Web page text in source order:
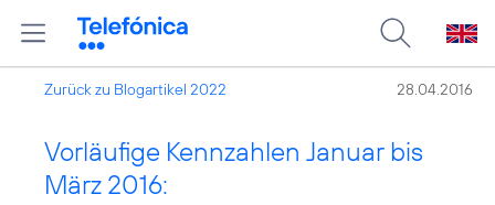
Zurück zu Blogartikel 2022 28.04.2016
Vorläufige Kennzahlen Januar bis
März 2016: